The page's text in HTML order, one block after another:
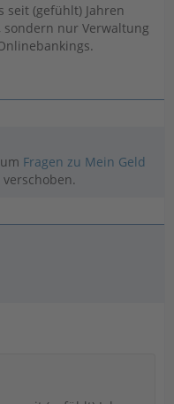
seit (gefühlt) Jahren
nur Verwaltung
Fragen zu Mein Geld
verschoben.